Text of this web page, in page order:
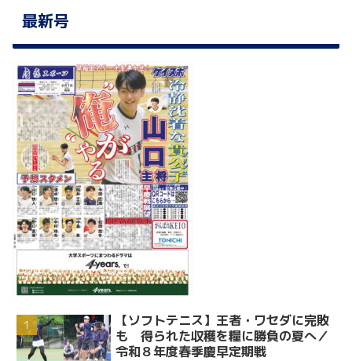
最新号
【ソフトテニス】王者・ワセダに完敗
も 得られた収穫を糧に勝負の夏へ／
令和８年度春季慶早定期戦